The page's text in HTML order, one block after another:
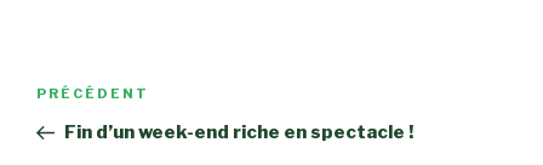
Navigation
l’article
Article
précédent
PRÉCÉDENT
Fin d’un week-end riche en spectacle !